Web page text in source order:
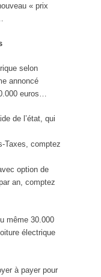
« prix
selon
annoncé
euros…
de l’état, qui
Taxes, comptez
option de
an, comptez
même 30.000
électrique
à payer pour